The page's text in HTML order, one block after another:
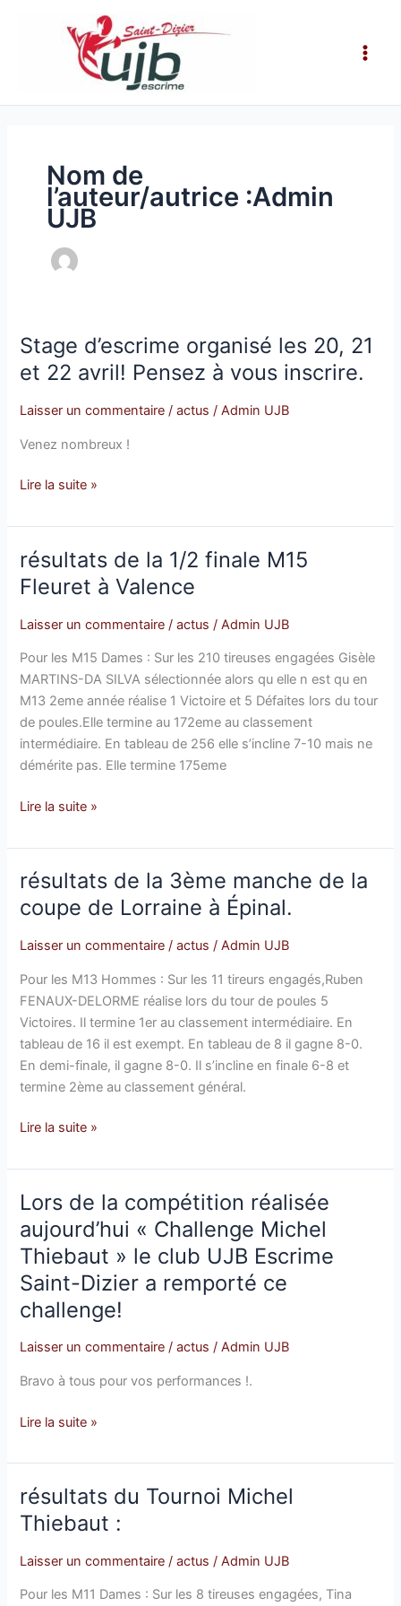
Nom de
l’auteur/autrice :Admin
UJB
Stage d’escrime organisé les 20, 21
et 22 avril! Pensez à vous inscrire.
Laisser un commentaire /actus /Admin UJB
Venez nombreux !
Stage
d’escrime
organisé
les
21
22
à
vous
Lire la suite »
résultats de la 1/2 finale M15
Fleuret à Valence
Laisser un commentaire /actus / Admin UJB
Pour les M15 Dames : Sur les 210 tireuses engagées Gisèle
MARTINS-DA SILVA sélectionnée alors qu elle n est qu en
M13 2eme année réalise 1 Victoire et 5 Défaites lors du tour
de poules.Elle termine au 172eme au classement
intermédiaire. En tableau de 256 elle s’incline 7-10 mais ne
démérite pas. Elle termine 175eme
résultats
de
la
1/2
M15
Fleuret
à
Valence
Lire la suite »
résultats de la 3ème manche de la
coupe de Lorraine à Épinal.
Laisser un commentaire /actus /Admin UJB
Pour les M13 Hommes : Sur les 11 tireurs engagés,Ruben
FENAUX-DELORME réalise lors du tour de poules 5
Victoires. Il termine 1er au classement intermédiaire. En
tableau de 16 il est exempt. En tableau de 8 il gagne 8-0.
En demi-finale, il gagne 8-0. Il s’incline en finale 6-8 et
termine 2ème au classement général.
résultats
la
3ème
de
la
coupe
de
Lorraine
à
Lire la suite »
Lors de la compétition réalisée
aujourd’hui « Challenge Michel
Thiebaut » le club UJB Escrime
Saint-Dizier a remporté ce
challenge!
Laisser un commentaire /actus /Admin UJB
Bravo à tous pour vos performances !.
Lors
la
compétition
réalisée
aujourd’hui
Michel
Thiebaut »
club
Dizier
a
ce
challenge!
Lire la suite »
résultats du Tournoi Michel
Thiebaut :
Laisser un commentaire /actus /Admin UJB
Pour les M11 Dames : Sur les 8 tireuses engagées, Tina
résultats
du
Tournoi
Michel
: